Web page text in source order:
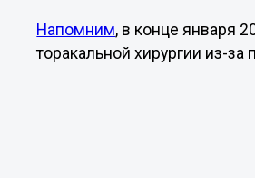
Напомним, в конце января
торакальной хирургии из-